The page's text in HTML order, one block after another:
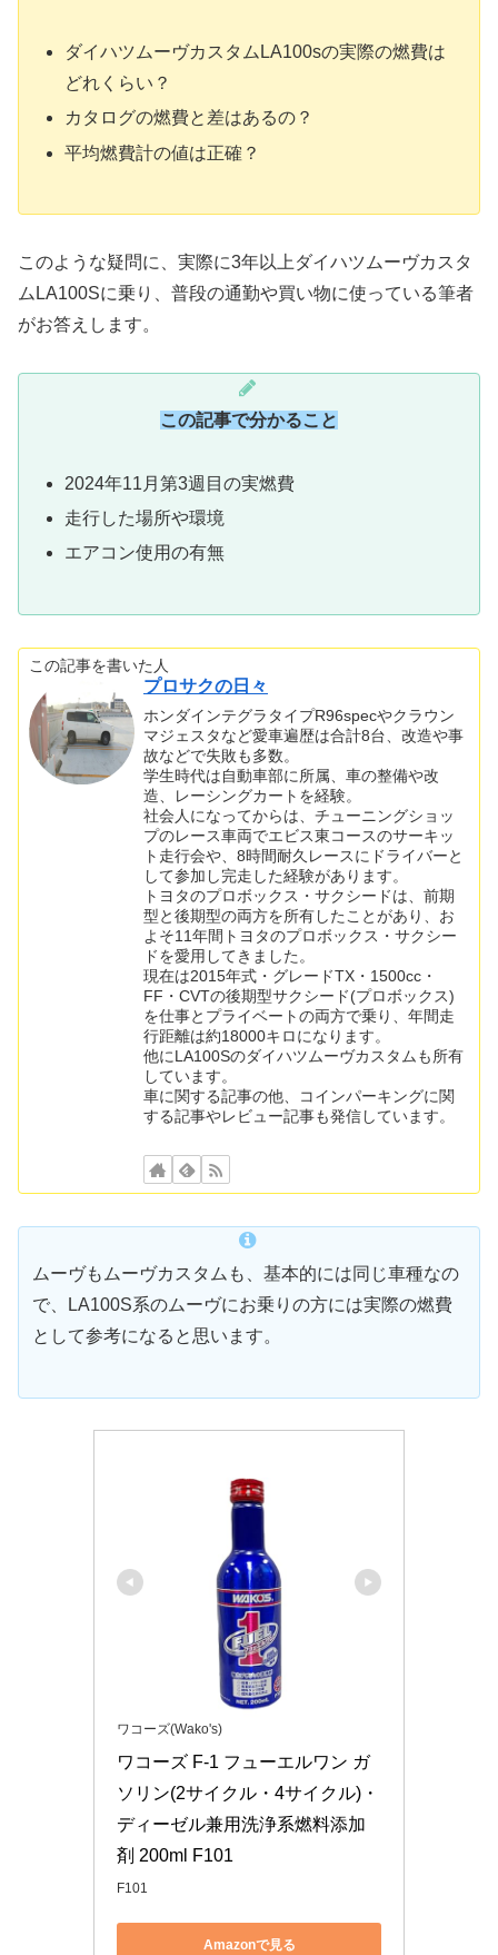
ダイハツムーヴカスタムLA100sの実際の燃費は
どれくらい？
カタログの燃費と差はあるの？
平均燃費計の値は正確？
このような疑問に、実際に3年以上ダイハツムーヴカスタ
ムLA100Sに乗り、普段の通勤や買い物に使っている筆者
がお答えします。
この記事で分かること
2024年11月第3週目の実燃費
走行した場所や環境
エアコン使用の有無
この記事を書いた人
プロサクの日々
ホンダインテグラタイプR96specやクラウン
マジェスタなど愛車遍歴は合計8台、改造や事
故などで失敗も多数。
学生時代は自動車部に所属、車の整備や改
造、レーシングカートを経験。
社会人になってからは、チューニングショッ
プのレース車両でエビス東コースのサーキッ
ト走行会や、8時間耐久レースにドライバーと
して参加し完走した経験があります。
トヨタのプロボックス・サクシードは、前期
型と後期型の両方を所有したことがあり、お
よそ11年間トヨタのプロボックス・サクシー
ドを愛用してきました。
現在は2015年式・グレードTX・1500cc・
FF・CVTの後期型サクシード(プロボックス)
を仕事とプライベートの両方で乗り、年間走
行距離は約18000キロになります。
他にLA100Sのダイハツムーヴカスタムも所有
しています。
車に関する記事の他、コインパーキングに関
する記事やレビュー記事も発信しています。
ムーヴもムーヴカスタムも、基本的には同じ車種なの
で、LA100S系のムーヴにお乗りの方には実際の燃費
として参考になると思います。
ワコーズ(Wako's)
ワコーズ F-1 フューエルワン ガ
ソリン(2サイクル・4サイクル)・
ディーゼル兼用洗浄系燃料添加
剤 200ml F101
F101
Amazonで見る